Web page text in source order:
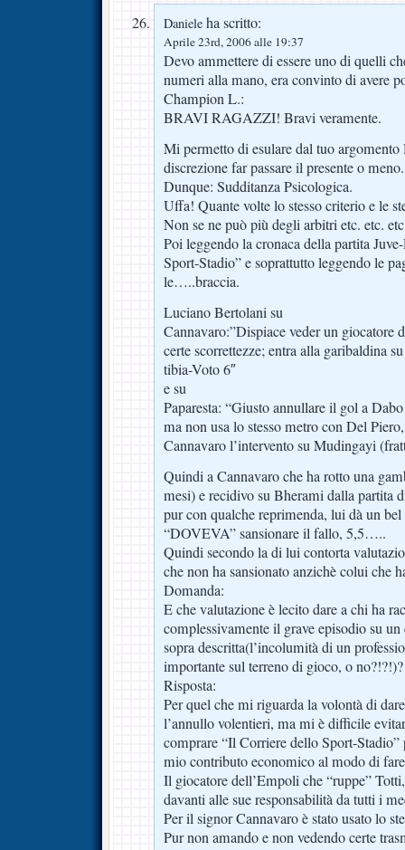
Daniele ha scritto:
Aprile 23rd, 2006 alle 19:37
Devo ammettere di essere uno di quelli
numeri alla mano, era convinto di avere
Champion L.:
BRAVI RAGAZZI! Bravi veramente.
Mi permetto di esulare dal tuo
discrezione far passare il presente o meno.
Dunque: Sudditanza Psicologica.
Uffa! Quante volte lo stesso criterio e le
Non se ne può più degli arbitri etc. etc.
Poi leggendo la cronaca della partita
Sport-Stadio” e soprattutto leggendo le
le…..braccia.
Luciano Bertolani su
Cannavaro:”Dispiace veder un giocatore
certe scorrettezze; entra alla garibaldina
tibia-Voto 6″
e su
Paparesta: “Giusto annullare il gol a
ma non usa lo stesso metro con Del
Cannavaro l’intervento su Mudingayi
Quindi a Cannavaro che ha rotto una
mesi) e recidivo su Bherami dalla partita
pur con qualche reprimenda, lui dà un bel
“DOVEVA” sansionare il fallo, 5,5…..
Quindi secondo la di lui contorta
che non ha sansionato anzichè colui che
Domanda:
E che valutazione è lecito dare a chi ha
complessivamente il grave episodio su
sopra descritta(l’incolumità di un
importante sul terreno di gioco, o no?!?!)?
Risposta:
Per quel che mi riguarda la volontà di
l’annullo volentieri, ma mi è difficile
comprare “Il Corriere dello Sport-
mio contributo economico al modo di
Il giocatore dell’Empoli che “ruppe”
davanti alle sue responsabilità da tutti i
Per il signor Cannavaro è stato usato lo
Pur non amando e non vedendo certe